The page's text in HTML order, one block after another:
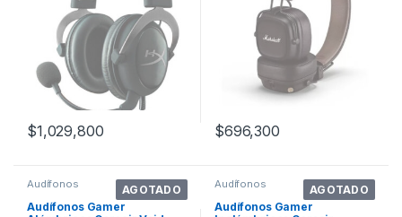
$1,029,800 $696,300
AGOTADO
Audífonos
Audífonos Gamer
AGOTADO
Audífonos
Audífonos Gamer